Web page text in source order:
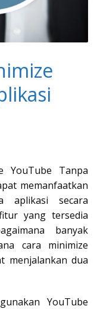
YouTube Tanpa
memanfaatkan
aplikasi secara
yang tersedia
banyak
cara minimize
menjalankan dua
YouTube